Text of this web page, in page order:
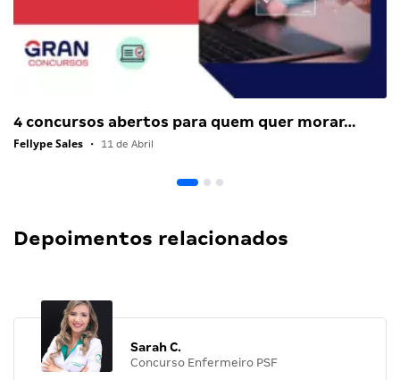
4 concursos abertos para quem quer morar…
Fellype Sales • 11 de Abril
Depoimentos relacionados
Sarah C.
Concurso Enfermeiro PSF